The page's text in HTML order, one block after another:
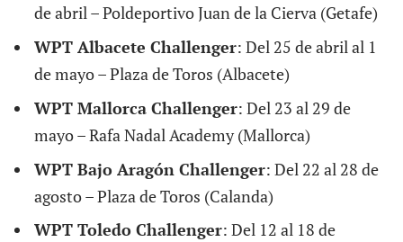
de abril – Poldeportivo Juan de la Cierva (Getafe)
WPT Albacete Challenger: Del 25 de abril al 1
de mayo – Plaza de Toros (Albacete)
WPT Mallorca Challenger: Del 23 al 29 de
mayo – Rafa Nadal Academy (Mallorca)
WPT Bajo Aragón Challenger: Del 22 al 28 de
agosto – Plaza de Toros (Calanda)
WPT Toledo Challenger: Del 12 al 18 de